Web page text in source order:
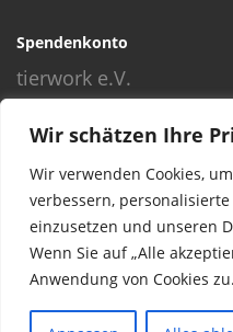
Wir schätzen Ihre
Wir verwenden Cookies,
verbessern,
einzusetzen und unseren
Wenn Sie auf „Alle
Anwendung von Cookies zu.
Spendenkonto
tierwork e.V.
Volksbank
BLZ: 24060300
Konto: 4902218000
IBAN:
BIC: GENODEF1NBU
© 2016 Copyright by